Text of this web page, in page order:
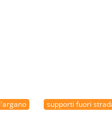
supporti fuori